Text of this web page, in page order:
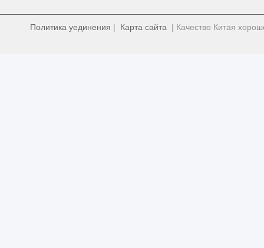
Политика уединения | Карта сайта| Качество Китая